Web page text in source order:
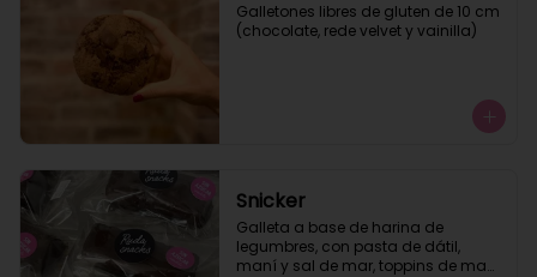
Galletones libres de gluten de 10 cm
(chocolate, rede velvet y vainilla)
Snicker
Galleta a base de harina de
legumbres, con pasta de dátil,
maní y sal de mar, toppins de maní